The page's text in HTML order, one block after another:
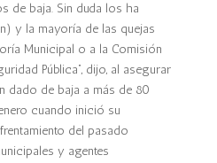
de baja. Sin duda los ha
y la mayoría de las quejas
Municipal o a la Comisión
Pública”, dijo, al asegurar
dado de baja a más de 80
cuando inició su
del pasado
y agentes